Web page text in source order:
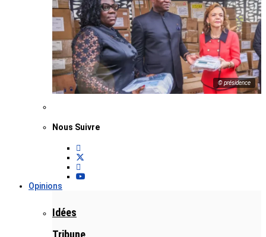
© présidence
Nous Suivre
Opinions
Idées